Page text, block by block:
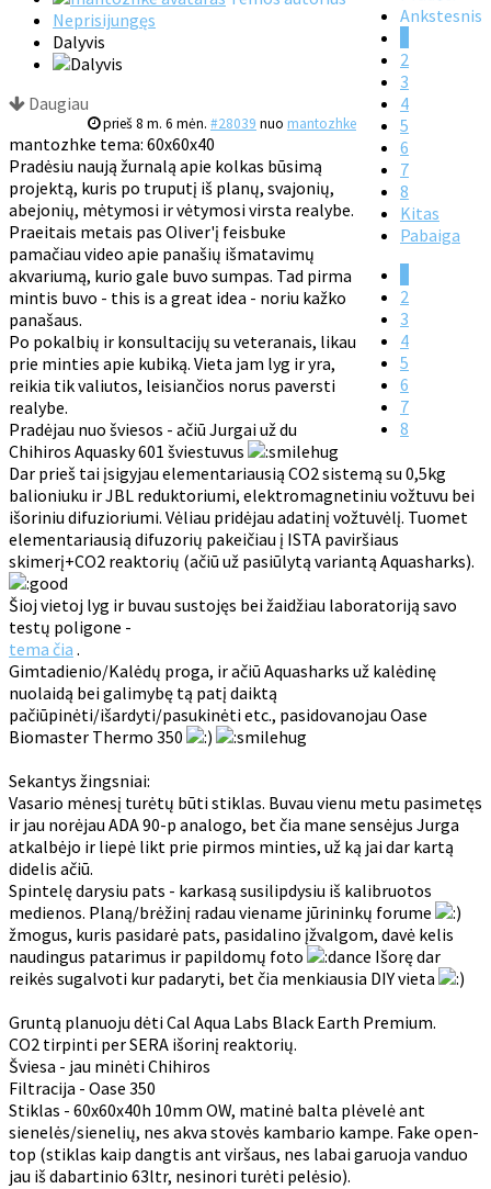
Ankstesnis
2
3
4
5
6
7
8
Kitas
Pabaiga
2
3
4
5
6
7
8
Neprisijungęs
Dalyvis
Daugiau
prieš 8 m. 6 mėn. #28039 nuo mantozhke
mantozhke tema: 60x60x40
Pradėsiu naują žurnalą apie kolkas būsimą
projektą, kuris po truputį iš planų, svajonių,
abejonių, mėtymosi ir vėtymosi virsta realybe.
Praeitais metais pas Oliver'į feisbuke
pamačiau video apie panašių išmatavimų
akvariumą, kurio gale buvo sumpas. Tad pirma
mintis buvo - this is a great idea - noriu kažko
panašaus.
Po pokalbių ir konsultacijų su veteranais, likau
prie minties apie kubiką. Vieta jam lyg ir yra,
reikia tik valiutos, leisiančios norus paversti
realybe.
Pradėjau nuo šviesos - ačiū Jurgai už du
Chihiros Aquasky 601 šviestuvus
Dar prieš tai įsigyjau elementariausią CO2 sistemą su 0,5kg
balioniuku ir JBL reduktoriumi, elektromagnetiniu vožtuvu bei
išoriniu difuzioriumi. Vėliau pridėjau adatinį vožtuvėlį. Tuomet
elementariausią difuzorių pakeičiau į ISTA paviršiaus
skimerį+CO2 reaktorių (ačiū už pasiūlytą variantą Aquasharks).
Šioj vietoj lyg ir buvau sustojęs bei žaidžiau laboratoriją savo
testų poligone -
tema čia .
Gimtadienio/Kalėdų proga, ir ačiū Aquasharks už kalėdinę
nuolaidą bei galimybę tą patį daiktą
pačiūpinėti/išardyti/pasukinėti etc., pasidovanojau Oase
Biomaster Thermo 350
Sekantys žingsniai:
Vasario mėnesį turėtų būti stiklas. Buvau vienu metu pasimetęs
ir jau norėjau ADA 90-p analogo, bet čia mane sensėjus Jurga
atkalbėjo ir liepė likt prie pirmos minties, už ką jai dar kartą
didelis ačiū.
Spintelę darysiu pats - karkasą susilipdysiu iš kalibruotos
medienos. Planą/brėžinį radau viename jūrininkų forume
žmogus, kuris pasidarė pats, pasidalino įžvalgom, davė kelis
naudingus patarimus ir papildomų foto
Išorę dar
reikės sugalvoti kur padaryti, bet čia menkiausia DIY vieta
Gruntą planuoju dėti Cal Aqua Labs Black Earth Premium.
CO2 tirpinti per SERA išorinį reaktorių.
Šviesa - jau minėti Chihiros
Filtracija - Oase 350
Stiklas - 60x60x40h 10mm OW, matinė balta plėvelė ant
sienelės/sienelių, nes akva stovės kambario kampe. Fake open-
top (stiklas kaip dangtis ant viršaus, nes labai garuoja vanduo
jau iš dabartinio 63ltr, nesinori turėti pelėsio).